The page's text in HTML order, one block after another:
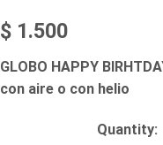
$ 1.500
GLOBO HAPPY
con aire o con helio